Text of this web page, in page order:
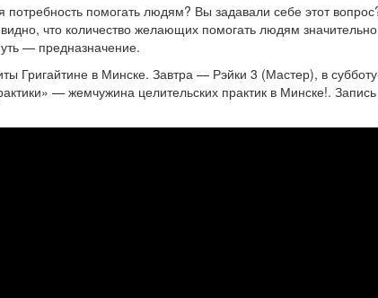
потребность помогать людям? Вы задавали себе этот
что количество желающих помогать людям
— предназначение.
Григайтине в Минске. Завтра — Рэйки 3 (Мастер), в
— жемчужина целительских практик в Минске!. Запись